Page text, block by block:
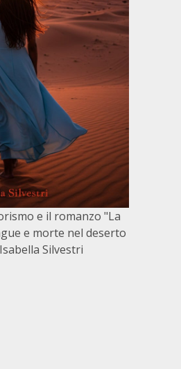
e il romanzo "La
e morte nel deserto
Silvestri